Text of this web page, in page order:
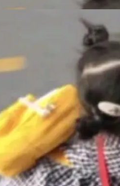
agent。这些后
TENT。
入Mooncake T
30%、非零拷贝
底层基
后续腾讯网平将
高性能通信组
中实现了一
擎（Engine），
企业研发场景的
凭借卓越的技术
路私有化部署，
越来越多企业已
过调用公有云模
效率。但随着 AI
向团队级、组织
中，对安全性、
求。 首先是数据
通研发场景，公
率提升的需求。
人工智能
布《2025年人工
展示人工智能在
座、行业赋能、
大方向。深信服
入选！ 随着各行
算力构成形态逐
生变化：不只是
合算力时代下，
个时代的结
作者之一。
的作者之一。
科学家。 Jeff D
，宣布离职。 他
布：界面